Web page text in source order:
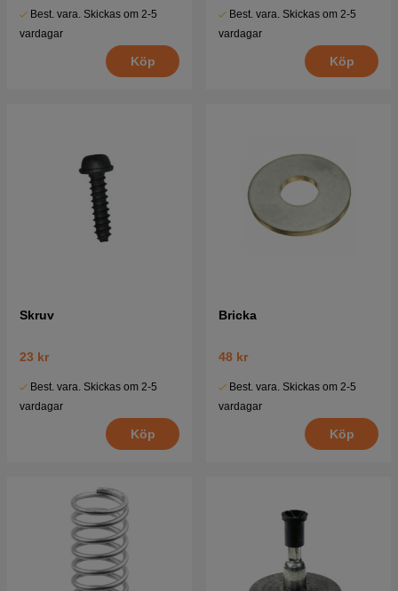
Best. vara. Skickas om 2-5
vardagar
Köp
Best. vara. Skickas om 2-5
vardagar
Köp
Skruv
23 kr
Best. vara. Skickas om 2-5
vardagar
Köp
Bricka
48 kr
Best. vara. Skickas om 2-5
vardagar
Köp